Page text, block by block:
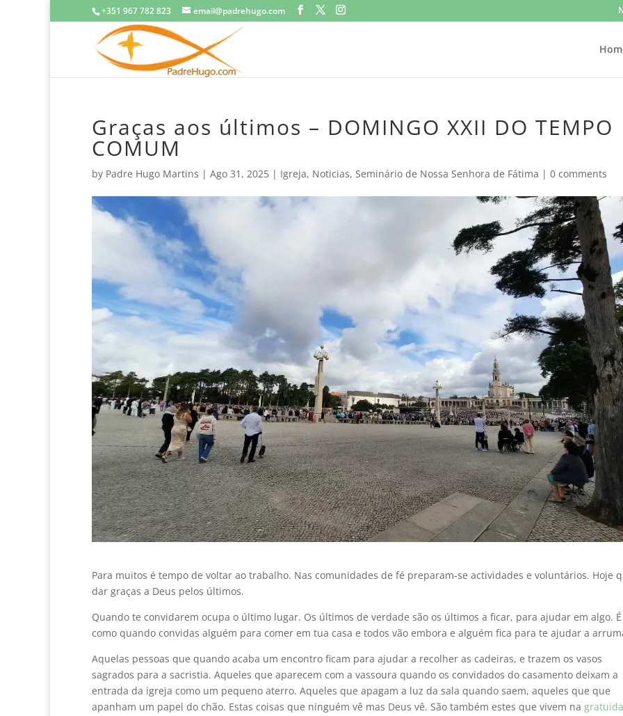
+351 967 782 823 email@padrehugo.com
Graças aos últimos – DOMINGO XXII DO TEMPO
COMUM
by Padre Hugo Martins | Ago 31, 2025 | Igreja, Noticias, Seminário de Nossa Senhora de Fátima | 0 comments
Para muitos é tempo de voltar ao trabalho. Nas comunidades de fé preparam-se actividades e voluntários. Hoje
dar graças a Deus pelos últimos.
Quando te convidarem ocupa o último lugar. Os últimos de verdade são os últimos a ficar, para ajudar em algo. É
como quando convidas alguém para comer em tua casa e todos vão embora e alguém fica para te ajudar a
Aquelas pessoas que quando acaba um encontro ficam para ajudar a recolher as cadeiras, e trazem os vasos
sagrados para a sacristia. Aqueles que aparecem com a vassoura quando os convidados do casamento deixam a
entrada da igreja como um pequeno aterro. Aqueles que apagam a luz da sala quando saem, aqueles que que
apanham um papel do chão. Estas coisas que ninguém vê mas Deus vê. São também estes que vivem na